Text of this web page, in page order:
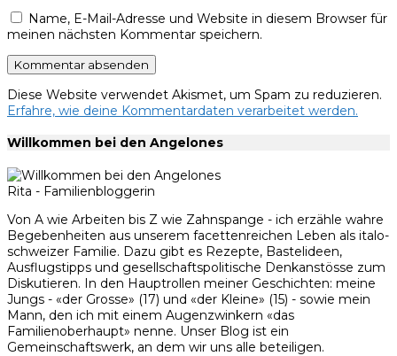
Name, E-Mail-Adresse und Website in diesem Browser für
meinen nächsten Kommentar speichern.
Diese Website verwendet Akismet, um Spam zu reduzieren.
Erfahre, wie deine Kommentardaten verarbeitet werden.
Willkommen bei den Angelones
Rita - Familienbloggerin
Von A wie Arbeiten bis Z wie Zahnspange - ich erzähle wahre
Begebenheiten aus unserem facettenreichen Leben als italo-
schweizer Familie. Dazu gibt es Rezepte, Bastelideen,
Ausflugstipps und gesellschaftspolitische Denkanstösse zum
Diskutieren. In den Hauptrollen meiner Geschichten: meine
Jungs - «der Grosse» (17) und «der Kleine» (15) - sowie mein
Mann, den ich mit einem Augenzwinkern «das
Familienoberhaupt» nenne. Unser Blog ist ein
Gemeinschaftswerk, an dem wir uns alle beteiligen.